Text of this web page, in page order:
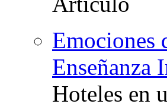
Emociones
Enseñanza
Hoteles en